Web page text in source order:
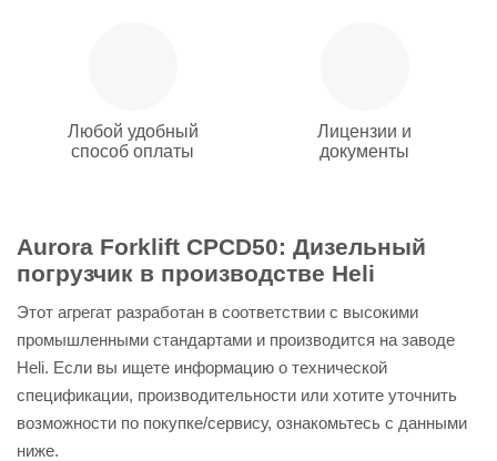
Любой удобный
способ оплаты
Лицензии и
документы
Aurora Forklift CPCD50: Дизельный
погрузчик в производстве Heli
Этот агрегат разработан в соответствии с высокими
промышленными стандартами и производится на заводе
Heli. Если вы ищете информацию о технической
спецификации, производительности или хотите уточнить
возможности по покупке/сервису, ознакомьтесь с данными
ниже.